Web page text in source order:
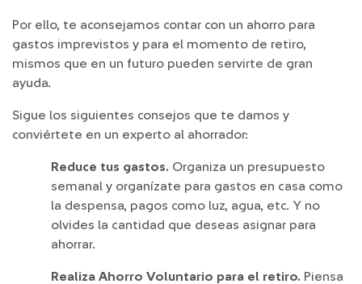
Por ello, te aconsejamos contar con un ahorro para
gastos imprevistos y para el momento de retiro,
mismos que en un futuro pueden servirte de gran
ayuda.
Sigue los siguientes consejos que te damos y
conviértete en un experto al ahorrador:
Reduce tus gastos. Organiza un presupuesto
semanal y organízate para gastos en casa como
la despensa, pagos como luz, agua, etc. Y no
olvides la cantidad que deseas asignar para
ahorrar.
Realiza Ahorro Voluntario para el retiro. Piensa